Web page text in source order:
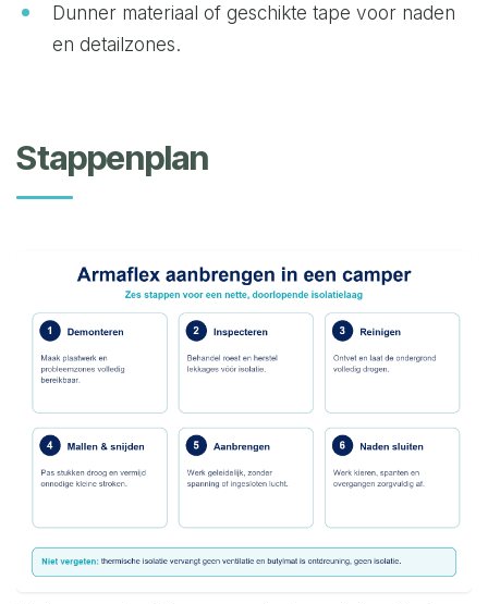
Dunner materiaal of geschikte tape voor naden
en detailzones.
Stappenplan